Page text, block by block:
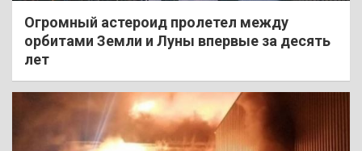
Огромный астероид пролетел между
орбитами Земли и Луны впервые за десять
лет